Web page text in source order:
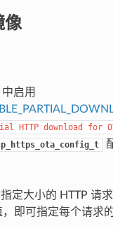
像
启用
HTTP download for
定大小的 HTTP 请
即可指定每个请求